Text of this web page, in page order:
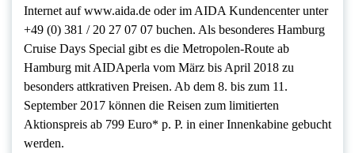
Internet auf www.aida.de oder im AIDA Kundencenter unter
+49 (0) 381 / 20 27 07 07 buchen. Als besonderes Hamburg
Cruise Days Special gibt es die Metropolen-Route ab
Hamburg mit AIDAperla vom März bis April 2018 zu
besonders attkrativen Preisen. Ab dem 8. bis zum 11.
September 2017 können die Reisen zum limitierten
Aktionspreis ab 799 Euro* p. P. in einer Innenkabine gebucht
werden.